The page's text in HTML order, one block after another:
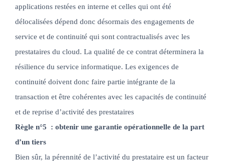
applications restées en interne et celles qui ont été
délocalisées dépend donc désormais des engagements de
service et de continuité qui sont contractualisés avec les
prestataires du cloud. La qualité de ce contrat déterminera la
résilience du service informatique. Les exigences de
continuité doivent donc faire partie intégrante de la
transaction et être cohérentes avec les capacités de continuité
et de reprise d’activité des prestataires
Règle n°5 : obtenir une garantie opérationnelle de la part
d’un tiers
Bien sûr, la pérennité de l’activité du prestataire est un facteur